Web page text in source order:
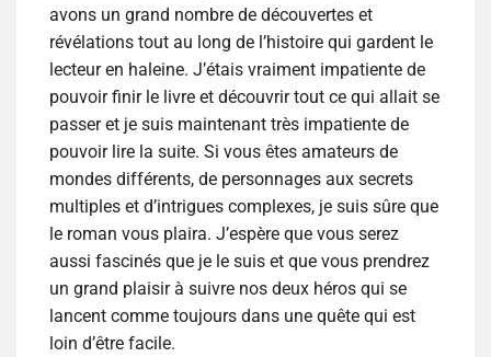
avons un grand nombre de découvertes et
révélations tout au long de l’histoire qui gardent le
lecteur en haleine. J’étais vraiment impatiente de
pouvoir finir le livre et découvrir tout ce qui allait se
passer et je suis maintenant très impatiente de
pouvoir lire la suite. Si vous êtes amateurs de
mondes différents, de personnages aux secrets
multiples et d’intrigues complexes, je suis sûre que
le roman vous plaira. J’espère que vous serez
aussi fascinés que je le suis et que vous prendrez
un grand plaisir à suivre nos deux héros qui se
lancent comme toujours dans une quête qui est
loin d’être facile.